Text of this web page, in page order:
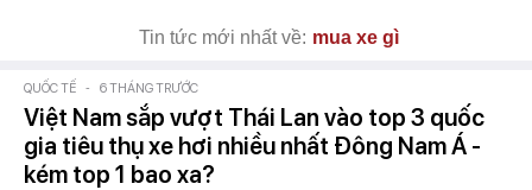
Tin tức mới nhất về: mua xe gì
QUỐC TẾ - 6 THÁNG TRƯỚC
Việt Nam sắp vượt Thái Lan vào top 3 quốc
gia tiêu thụ xe hơi nhiều nhất Đông Nam Á -
kém top 1 bao xa?